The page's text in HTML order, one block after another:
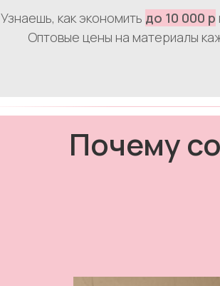
Узнаешь, как экономить до 10 000 р
Оптовые цены на материалы
Почему